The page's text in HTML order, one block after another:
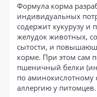
Формула корма
индивидуальных
содержит кукурузу
желудок животных,
сытости, и
корме. При этом сам
пшеничный белки
по аминокислотному
аллергию у питомцев.